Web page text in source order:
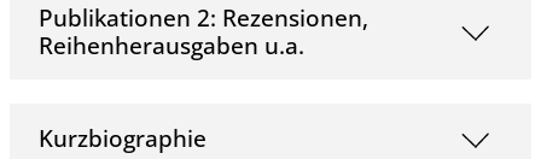
Publikationen 2: Rezensionen,
Reihenherausgaben u.a.
Kurzbiographie